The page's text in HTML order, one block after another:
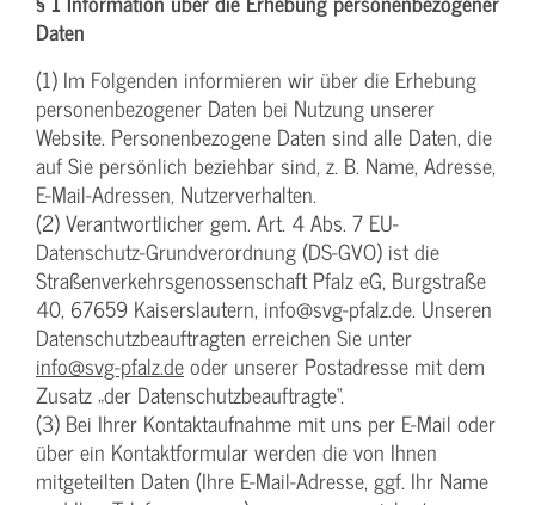
Daten
(1) Im Folgenden informieren wir über die Erhebung
personenbezogener Daten bei Nutzung unserer
Website. Personenbezogene Daten sind alle Daten, die
auf Sie persönlich beziehbar sind, z. B. Name, Adresse,
E-Mail-Adressen, Nutzerverhalten.
(2) Verantwortlicher gem. Art. 4 Abs. 7 EU-
Datenschutz-Grundverordnung (DS-GVO) ist die
Straßenverkehrsgenossenschaft Pfalz eG, Burgstraße
40, 67659 Kaiserslautern, info@svg-pfalz.de. Unseren
Datenschutzbeauftragten erreichen Sie unter
info@svg-pfalz.deoder unserer Postadresse mit dem
Zusatz „der Datenschutzbeauftragte“.
(3) Bei Ihrer Kontaktaufnahme mit uns per E-Mail oder
über ein Kontaktformular werden die von Ihnen
mitgeteilten Daten (Ihre E-Mail-Adresse, ggf. Ihr Name